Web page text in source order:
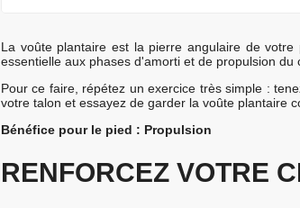
La voûte plantaire est la pierre angulaire de
essentielle aux phases d'amorti et de propulsion du
Pour ce faire, répétez un exercice très simple :
votre talon et essayez de garder la voûte plantaire
Bénéfice pour le pied : Propulsion
RENFORCEZ VOTRE